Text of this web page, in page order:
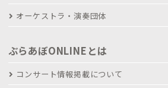
オーケストラ・演奏団体
ぶらあぼONLINEとは
コンサート情報掲載について